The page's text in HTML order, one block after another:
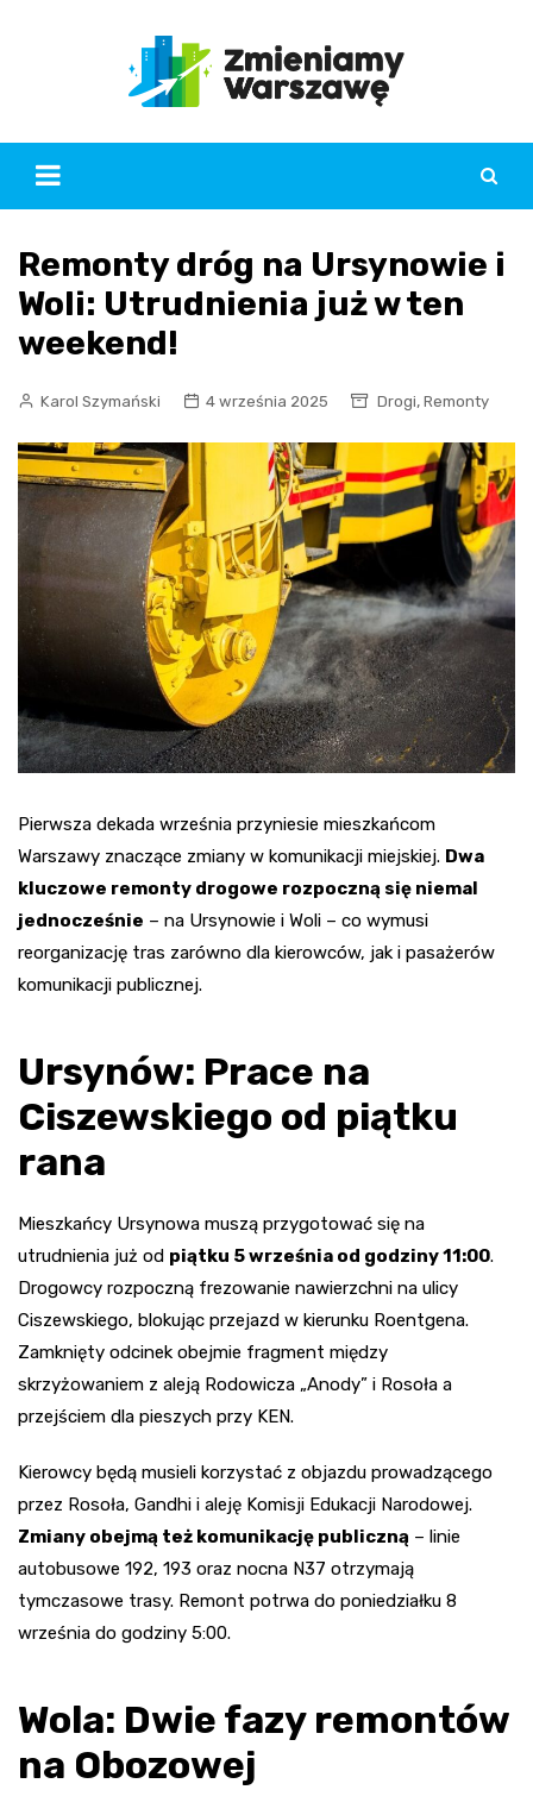
Remonty dróg na Ursynowie i
Woli: Utrudnienia już w ten
weekend!
Karol Szymański 4 września 2025 Drogi, Remonty
Pierwsza dekada września przyniesie mieszkańcom
Warszawy znaczące zmiany w komunikacji miejskiej. Dwa
kluczowe remonty drogowe rozpoczną się niemal
jednocześnie – na Ursynowie i Woli – co wymusi
reorganizację tras zarówno dla kierowców, jak i pasażerów
komunikacji publicznej.
Ursynów: Prace na
Ciszewskiego od piątku
rana
Mieszkańcy Ursynowa muszą przygotować się na
utrudnienia już od piątku 5 września od godziny 11:00.
Drogowcy rozpoczną frezowanie nawierzchni na ulicy
Ciszewskiego, blokując przejazd w kierunku Roentgena.
Zamknięty odcinek obejmie fragment między
skrzyżowaniem z aleją Rodowicza „Anody” i Rosoła a
przejściem dla pieszych przy KEN.
Kierowcy będą musieli korzystać z objazdu prowadzącego
przez Rosoła, Gandhi i aleję Komisji Edukacji Narodowej.
Zmiany obejmą też komunikację publiczną – linie
autobusowe 192, 193 oraz nocna N37 otrzymają
tymczasowe trasy. Remont potrwa do poniedziałku 8
września do godziny 5:00.
Wola: Dwie fazy remontów
na Obozowej